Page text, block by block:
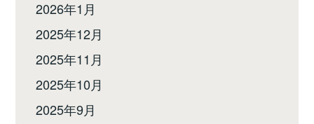
2026年1月
2025年12月
2025年11月
2025年10月
2025年9月